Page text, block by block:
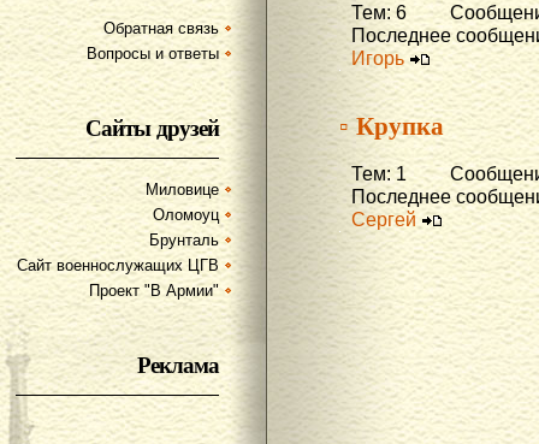
Обратная связь
Вопросы и ответы
Сайты друзей
Миловице
Оломоуц
Брунталь
Сайт военнослужащих ЦГВ
Проект "В Армии"
Реклама
Тем: 6
Последнее
Игорь
▫ Крупка
Тем: 1
Последнее
Сергей